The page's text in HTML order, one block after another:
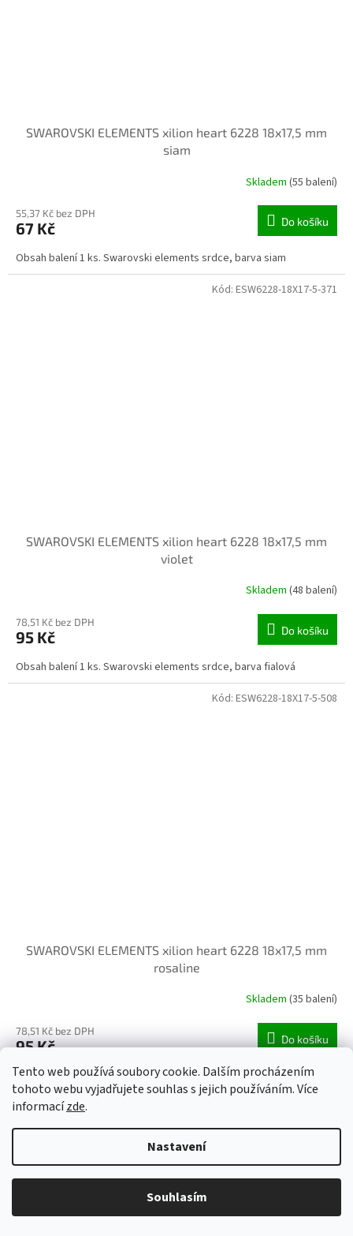
Tento web používá soubory cookie. Dalším procházením
tohoto webu vyjadřujete souhlas s jejich používáním. Více
informacízde.
Nastavení
Souhlasím
SWAROVSKI ELEMENTS xilion heart 6228 18x17,5 mm
siam
Skladem (55 balení)
55,37 Kč bez DPH
67 Kč Do košíku
Obsah balení 1 ks. Swarovski elements srdce, barva siam
SWAROVSKI ELEMENTS xilion heart 6228 18x17,5 mm
violet
Skladem (48 balení)
78,51 Kč bez DPH
95 Kč Do košíku
Obsah balení 1 ks. Swarovski elements srdce, barva fialová
Kód: ESW6228-18X17-5-371
SWAROVSKI ELEMENTS xilion heart 6228 18x17,5 mm
rosaline
Skladem (35 balení)
78,51 Kč bez DPH
95 Kč Do košíku
Obsah balení 1 ks. Swarovski elements srdce, barva rozalín
Kód: ESW6228-18X17-5-508